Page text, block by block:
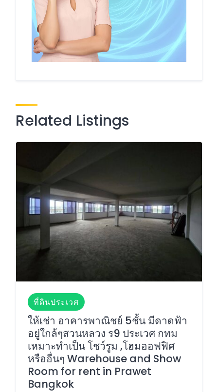
Related Listings
ที่ดินประเวศ
ให้เช่า อาคารพาณิชย์ 5ชั้น มีดาดฟ้า
อยู่ใกล้ๆสวนหลวง ร9 ประเวศ กทม
เหมาะทำเป็น โชว์รูม ,โฮมออฟฟิศ
หรืออื่นๆ Warehouse and Show
Room for rent in Prawet
Bangkok